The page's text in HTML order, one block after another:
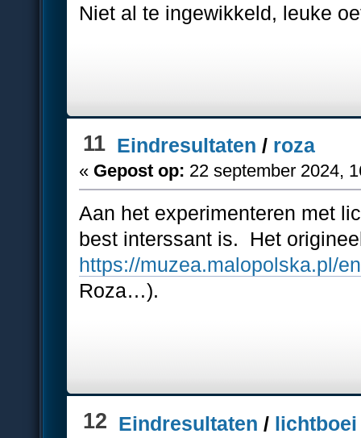
Niet al te ingewikkeld, leuke
11 Eindresultaten / roza
« Gepost op: 22 september 2024,
Aan het experimenteren met
best interssant is. Het
https://muzea.malopolska.pl/
Roza…).
12 Eindresultaten / lichtboei